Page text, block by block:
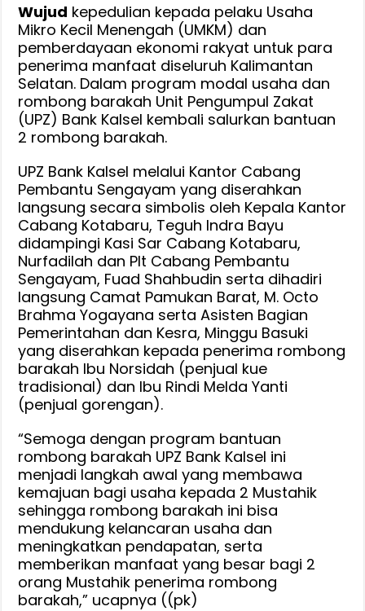
Wujud kepedulian kepada pelaku Usaha
Mikro Kecil Menengah (UMKM) dan
pemberdayaan ekonomi rakyat untuk para
penerima manfaat diseluruh Kalimantan
Selatan. Dalam program modal usaha dan
rombong barakah Unit Pengumpul Zakat
(UPZ) Bank Kalsel kembali salurkan bantuan
2 rombong barakah.
UPZ Bank Kalsel melalui Kantor Cabang
Pembantu Sengayam yang diserahkan
langsung secara simbolis oleh Kepala Kantor
Cabang Kotabaru, Teguh Indra Bayu
didampingi Kasi Sar Cabang Kotabaru,
Nurfadilah dan Plt Cabang Pembantu
Sengayam, Fuad Shahbudin serta dihadiri
langsung Camat Pamukan Barat, M. Octo
Brahma Yogayana serta Asisten Bagian
Pemerintahan dan Kesra, Minggu Basuki
yang diserahkan kepada penerima rombong
barakah Ibu Norsidah (penjual kue
tradisional) dan Ibu Rindi Melda Yanti
(penjual gorengan).
“Semoga dengan program bantuan
rombong barakah UPZ Bank Kalsel ini
menjadi langkah awal yang membawa
kemajuan bagi usaha kepada 2 Mustahik
sehingga rombong barakah ini bisa
mendukung kelancaran usaha dan
meningkatkan pendapatan, serta
memberikan manfaat yang besar bagi 2
orang Mustahik penerima rombong
barakah,” ucapnya ((pk)